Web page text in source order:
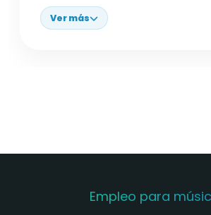
Ver más
Empleo para